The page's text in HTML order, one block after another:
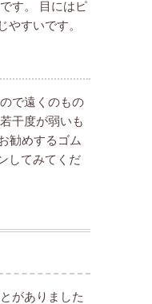
す。 目にはピ
すいです。
で遠くのもの
干度が弱いも
勧めするゴム
してみてくだ
がありました